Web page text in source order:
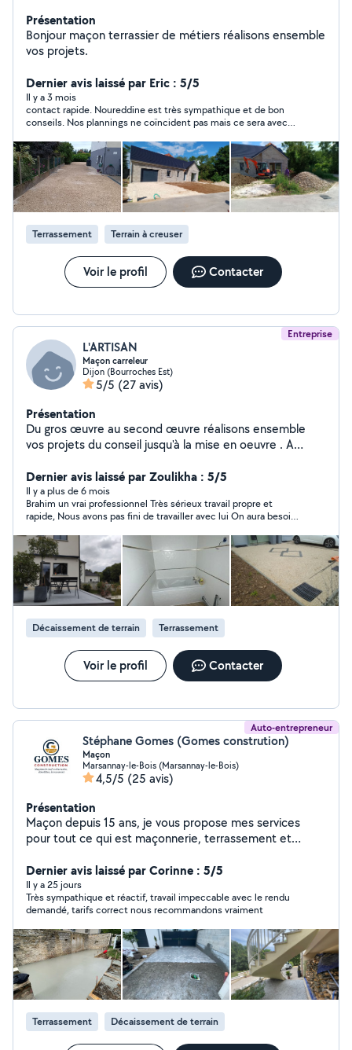
Présentation
Bonjour maçon terrassier de métiers réalisons ensemble
vos projets.
Dernier avis laissé par Eric : 5/5
Il y a 3 mois
contact rapide. Noureddine est très sympathique et de bon
conseils. Nos plannings ne coïncident pas mais ce sera avec
Terrassement Terrain à creuser
Voir le profil Contacter
Entreprise
L'ARTISAN
Maçon carreleur
Dijon (Bourroches Est)
5/5 (27 avis)
Présentation
Du gros œuvre au second œuvre réalisons ensemble
vos projets du conseil jusqu'à la mise en oeuvre . A
qualité de l'ouvrage une priorité.
Dernier avis laissé par Zoulikha : 5/5
Il y a plus de 6 mois
Brahim un vrai professionnel Très sérieux travail propre et
rapide, Nous avons pas fini de travailler avec lui On aura besoin
Vous pouvez lui confier vos travaux en toute confiance Merci
beaucoup
Décaissement de terrain Terrassement
Voir le profil Contacter
Auto-entrepreneur
Stéphane Gomes (Gomes constrution)
Maçon
Marsannay-le-Bois (Marsannay-le-Bois)
4,5/5 (25 avis)
Présentation
Maçon depuis 15 ans, je vous propose mes services
pour tout ce qui est maçonnerie, terrassement et
Dernier avis laissé par Corinne : 5/5
Il y a 25 jours
Très sympathique et réactif, travail impeccable avec le rendu
demandé, tarifs correct nous recommandons vraiment
Terrassement Décaissement de terrain